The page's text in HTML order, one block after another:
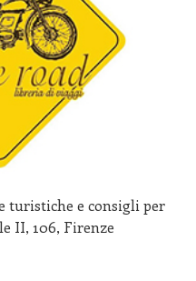
turistiche e consigli per
II, 106, Firenze